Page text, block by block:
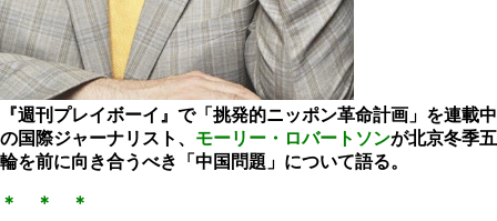
『週刊プレイボーイ』で「挑発的ニッポン革命計画」を連載中
の国際ジャーナリスト、 モーリー・ロバートソンが北京冬季五
輪を前に向き合うべき「中国問題」 について語る。
＊ ＊ ＊